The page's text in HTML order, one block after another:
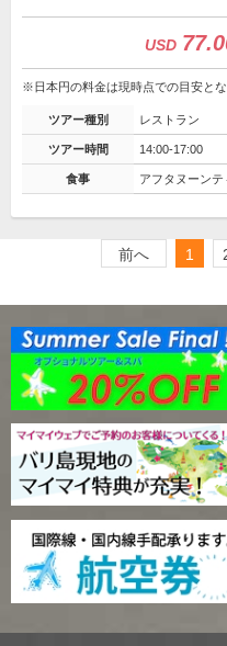
USD
※日本円の料金は現時点での目安と
ツアー種別 レストラン
ツアー時間 14:00-17:00
食事 アフタヌーンテ
前へ 1